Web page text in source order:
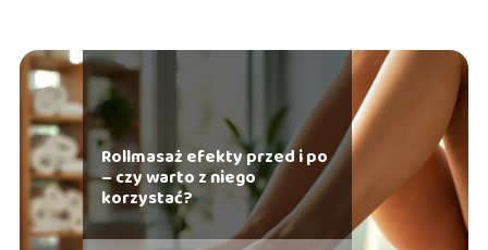
Rollmasaż efekty przed i po
– czy warto z niego
korzystać?